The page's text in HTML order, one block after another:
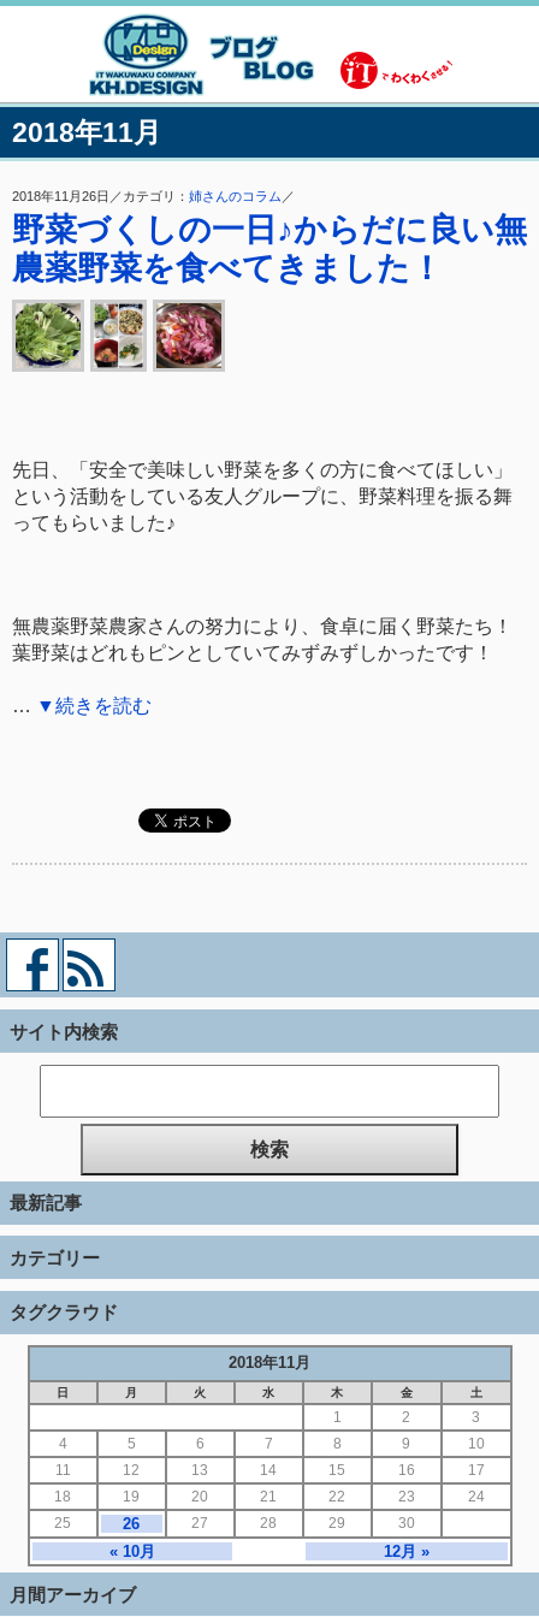
2018年11月
2018年11月26日／カテゴリ： 姉さんのコラム ／
野菜づくしの一日♪からだに良い無
農薬野菜を食べてきました！
先日、「安全で美味しい野菜を多くの方に食べてほしい」
という活動をしている友人グループに、野菜料理を振る舞
ってもらいました♪
無農薬野菜農家さんの努力により、食卓に届く野菜たち！
葉野菜はどれもピンとしていてみずみずしかったです！
… ▼続きを読む
サイト内検索
最新記事
カテゴリー
タグクラウド
2018年11月
日 月 火 水 木 金 土
« 10月 12月 »
1 2
3
4
5 6 7 8 9
10
11
12 13 14 15 16
17
18
19 20 21 22 23
24
25
26 27 28 29 30
月間アーカイブ